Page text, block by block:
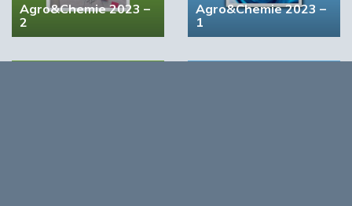
Agro&Chemie 2023 –
2
Agro&Chemie 2023 –
1